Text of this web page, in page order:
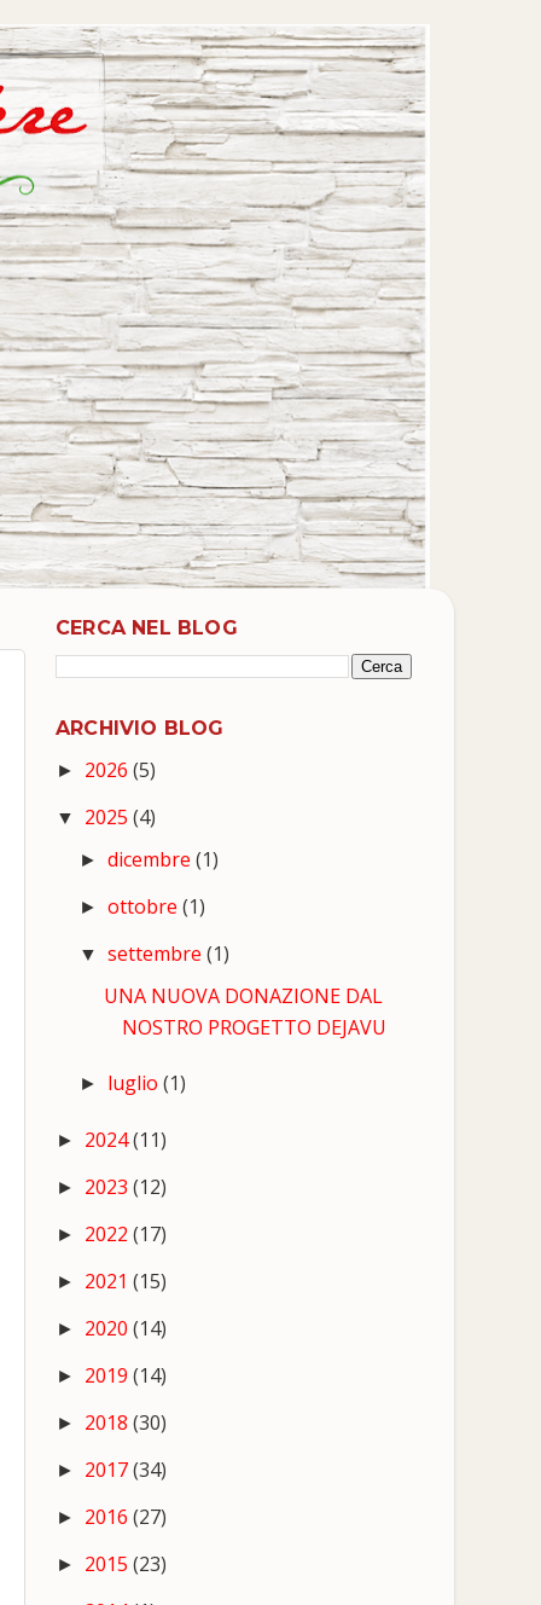
CERCA NEL BLOG
ARCHIVIO BLOG
► 2026 (5)
▼ 2025 (4)
►dicembre(1)
►ottobre(1)
▼settembre(1)
UNA NUOVA DONAZIONE DAL
NOSTRO PROGETTO DEJAVU
► luglio(1)
► 2024(11)
► 2023 (12)
► 2022 (17)
► 2021 (15)
► 2020 (14)
► 2019 (14)
► 2018 (30)
► 2017(34)
► 2016 (27)
► 2015 (23)